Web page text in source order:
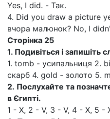
Yes, I did. - Так.
4. Did you draw a picture
вчора малюнок? No, I
Сторінка 25
1. Подивіться і запишіть
1. tomb - усипальниця 2.
скарб 4. gold - золото 5.
2. Послухайте та
в Єгипті.
1 - X, 2 - V, 3 - V, 4 - X, 5 -